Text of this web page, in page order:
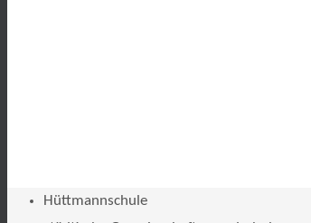
Hüttmannschule